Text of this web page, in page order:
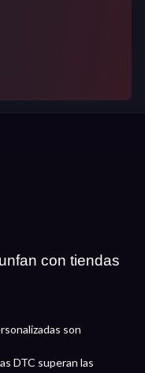
con tiendas
son
DTC superan las